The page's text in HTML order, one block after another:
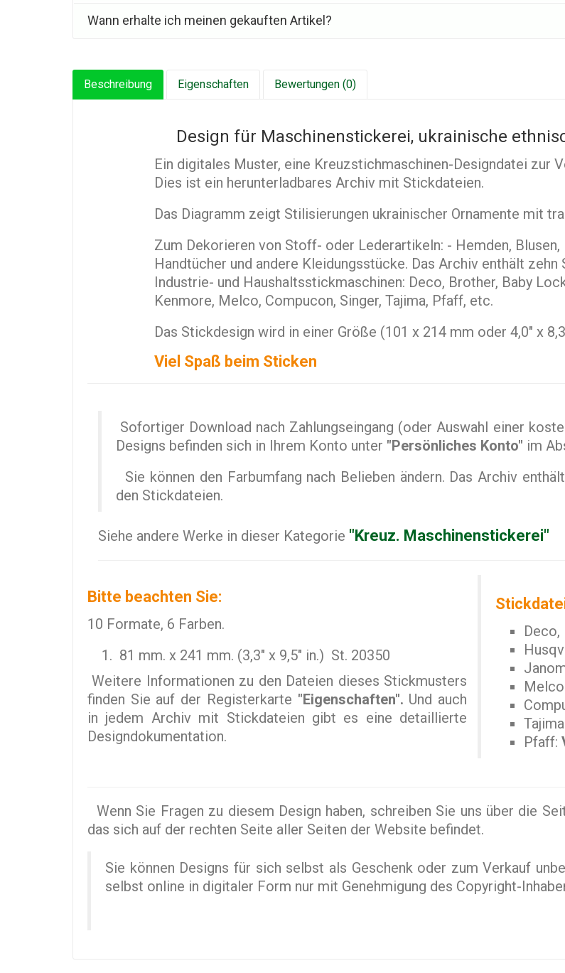
Wann erhalte ich meinen gekauften Artikel?
Beschreibung Eigenschaften Bewertungen (0)
Design für Maschinenstickerei, ukrainische
Ein digitales Muster, eine Kreuzstichmaschinen-Designdatei zur
Dies ist ein herunterladbares Archiv mit Stickdateien.
Das Diagramm zeigt Stilisierungen ukrainischer Ornamente mit
Zum Dekorieren von Stoff- oder Lederartikeln: - Hemden,
Handtücher und andere Kleidungsstücke. Das Archiv enthält
Industrie- und Haushaltsstickmaschinen: Deco, Brother, Baby
Kenmore, Melco, Compucon, Singer, Tajima, Pfaff, etc.
Das Stickdesign wird in einer Größe (101 x 214 mm oder 4,0" x
Viel Spaß beim Sticken
Sofortiger Download nach Zahlungseingang (oder Auswahl einer
Designs befinden sich in Ihrem Konto unter "Persönliches Konto" im
Sie können den Farbumfang nach Belieben ändern. Das Archiv
den Stickdateien.
Siehe andere Werke in dieser Kategorie "Kreuz. Maschinenstickerei"
Bitte beachten Sie:
10 Formate, 6 Farben.
81 mm. x 241 mm. (3,3" x 9,5" in.) St. 20350
Weitere Informationen zu den Dateien dieses Stickmusters
finden Sie auf der Registerkarte "Eigenschaften". Und auch
in jedem Archiv mit Stickdateien gibt es eine detaillierte
Designdokumentation.
Deco,
Pfaff:
Wenn Sie Fragen zu diesem Design haben, schreiben Sie uns über die
das sich auf der rechten Seite aller Seiten der Website befindet.
Sie können Designs für sich selbst als Geschenk oder zum Verkauf
selbst online in digitaler Form nur mit Genehmigung des Copyright-